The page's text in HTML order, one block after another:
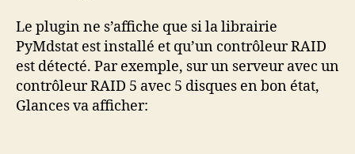
Le plugin ne s’affiche que si la librairie
PyMdstat est installé et qu’un contrôleur RAID
est détecté. Par exemple, sur un serveur avec un
contrôleur RAID 5 avec 5 disques en bon état,
Glances va afficher: